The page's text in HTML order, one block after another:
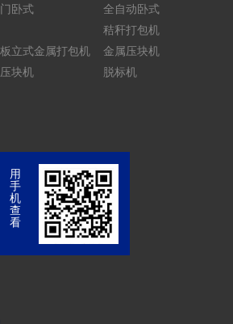
卧式
全自动卧式
秸秆打包机
立式金属打包机
金属压块机
块机
脱标机
用
手
机
查
看